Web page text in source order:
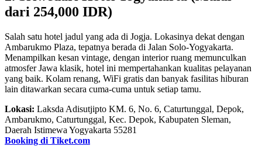
dari 254,000 IDR)
Salah satu hotel jadul yang ada di Jogja. Lokasinya dekat dengan
Ambarukmo Plaza, tepatnya berada di Jalan Solo-Yogyakarta.
Menampilkan kesan vintage, dengan interior ruang memunculkan
atmosfer Jawa klasik, hotel ini mempertahankan kualitas pelayanan
yang baik. Kolam renang, WiFi gratis dan banyak fasilitas hiburan
lain ditawarkan secara cuma-cuma untuk setiap tamu.
Lokasi: Laksda Adisutjipto KM. 6, No. 6, Caturtunggal, Depok,
Ambarukmo, Caturtunggal, Kec. Depok, Kabupaten Sleman,
Daerah Istimewa Yogyakarta 55281
Booking di Tiket.com